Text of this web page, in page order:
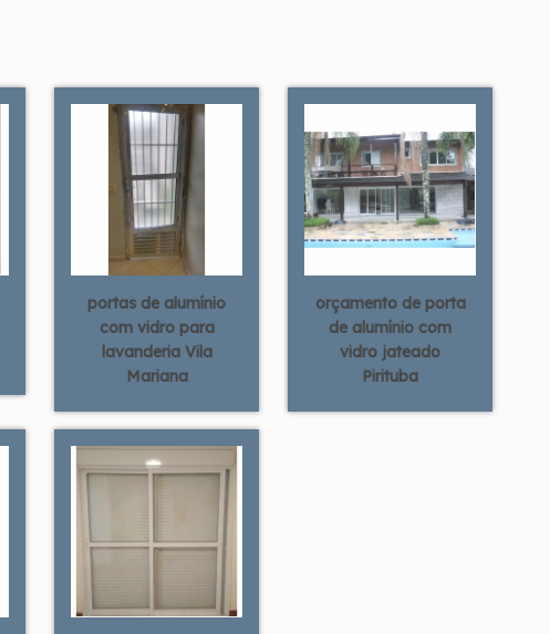
portas de alumínio
com vidro para
lavanderia Vila
Mariana
orçamento de porta
de alumínio com
vidro jateado
Pirituba